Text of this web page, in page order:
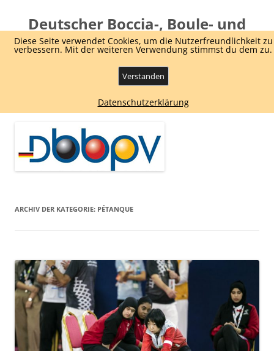
Deutscher Boccia-, Boule- und
Pétanque Verband e.V.
Dachverband Boule und Boccia
Menü Inhalt
springen
ARCHIV DER KATEGORIE: PÉTANQUE
Diese Seite verwendet Cookies, um die Nutzerfreundlichkeit zu
verbessern. Mit der weiteren Verwendung stimmst du dem zu.
Verstanden
Datenschutzerklärung